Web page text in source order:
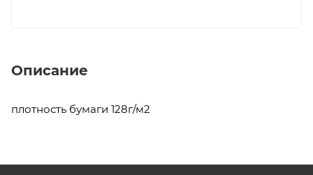
Описание
плотность бумаги 128г/м2